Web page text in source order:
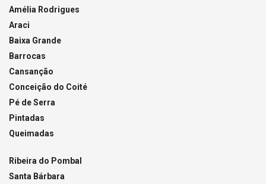
Amélia Rodrigues
Araci
Baixa Grande
Barrocas
Cansanção
Conceição do Coité
Pé de Serra
Pintadas
Queimadas
Ribeira do Pombal
Santa Bárbara